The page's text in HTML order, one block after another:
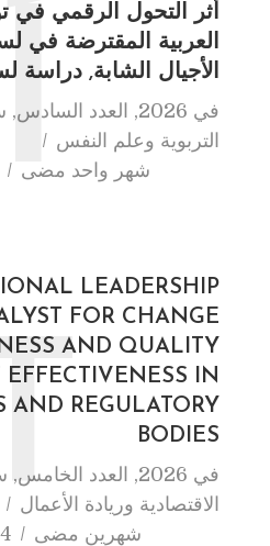
أثر التحول الرقمي في
العربية المقترضة في
الأجيال الشابة, دراسة
في 2026
, العدد السادس,
التربوية وعلم النفس
شهر واحد مضى
LEADERSHIP
FOR CHANGE
AND QUALITY
IN
AND REGULATORY
BODIES
في 2026
, العدد الخامس,
الاقتصادية وريادة الأعمال
شهرين مضى